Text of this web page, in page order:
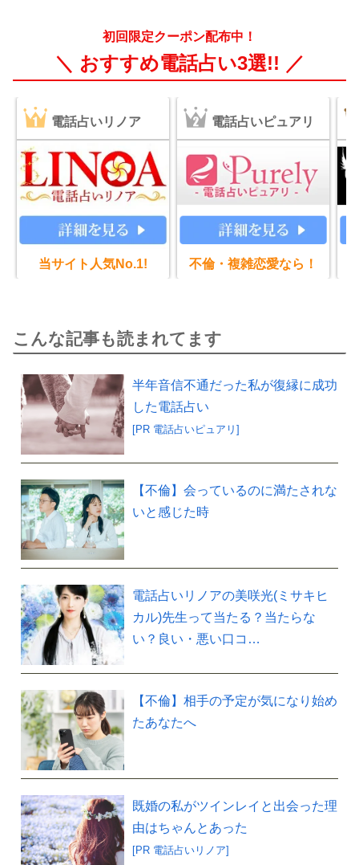
初回限定クーポン配布中！
＼ おすすめ電話占い3選!! ／
電話占いリノア
当サイト人気No.1!
電話占いピュアリ
不倫・複雑恋愛なら！
こんな記事も読まれてます
半年音信不通だった私が復縁に成功
した電話占い
[PR 電話占いピュアリ]
【不倫】会っているのに満たされな
いと感じた時
電話占いリノアの美咲光(ミサキヒ
カル)先生って当たる？当たらな
い？良い・悪い口コ…
【不倫】相手の予定が気になり始め
たあなたへ
既婚の私がツインレイと出会った理
由はちゃんとあった
[PR 電話占いリノア]